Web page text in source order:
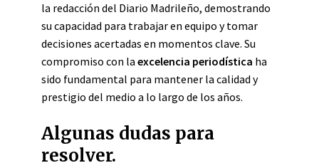
la redacción del Diario Madrileño, demostrando
su capacidad para trabajar en equipo y tomar
decisiones acertadas en momentos clave. Su
compromiso con la excelencia periodística ha
sido fundamental para mantener la calidad y
prestigio del medio a lo largo de los años.
Algunas dudas para
resolver.